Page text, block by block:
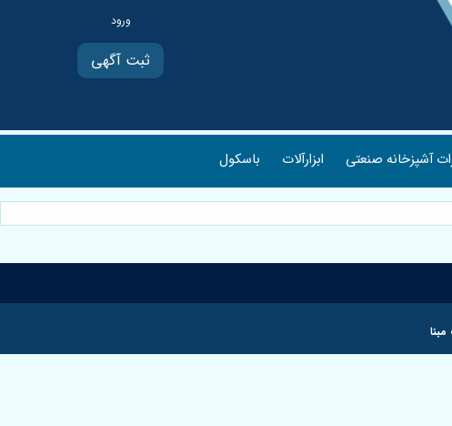
ثبت آگهی
آشپزخانه صنعتی ابزارآلات باسکول